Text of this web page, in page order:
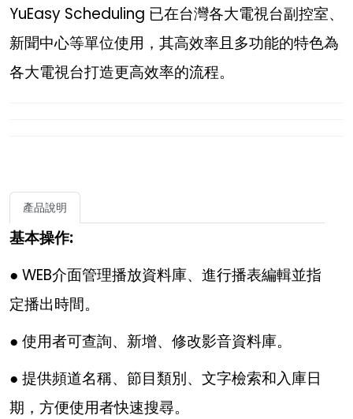
YuEasy Scheduling 已在台灣各大電視台副控室、
新聞中心等單位使用，其高效率且多功能的特色為
各大電視台打造更高效率的流程。
產品說明
基本操作:
● WEB介面管理播放資料庫、進行播表編輯並指
定播出時間。
● 使用者可查詢、新增、修改影音資料庫。
● 提供頻道名稱、節目類別、文字檢索和入庫日
期，方便使用者快速搜尋。